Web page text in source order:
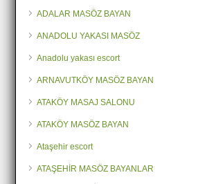
ADALAR MASÖZ BAYAN
ANADOLU YAKASI MASÖZ
Anadolu yakası escort
ARNAVUTKÖY MASÖZ BAYAN
ATAKÖY MASAJ SALONU
ATAKÖY MASÖZ BAYAN
Ataşehir escort
ATAŞEHİR MASÖZ BAYANLAR